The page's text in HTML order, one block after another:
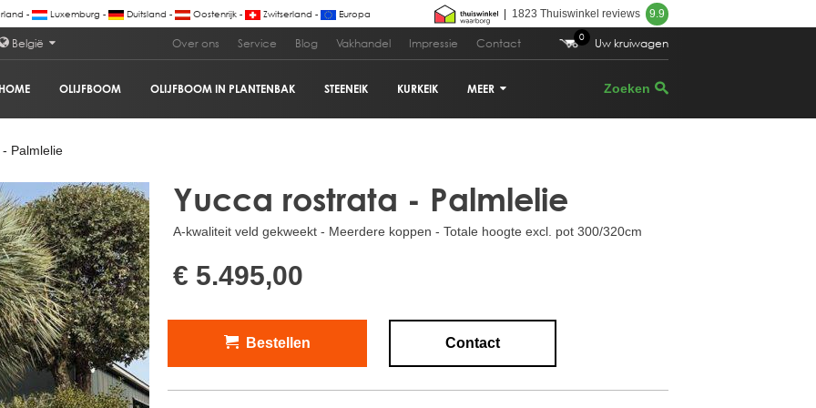
- Luxemburg - Duitsland - Oostenrijk - Zwitserland - Europa 1823 Thuiswinkel reviews 9.9
België Over ons Service Blog Vakhandel Impressie Contact 0 Uw kruiwagen
HOME OLIJFBOOM OLIJFBOOM IN PLANTENBAK STEENEIK KURKEIK MEER
PALMBOOM
CITRUSBOOM
PLANTENBAKKEN
Bestellen
€ 5.495,00
Palmlelie
Yucca rostrata - Palmlelie
A-kwaliteit veld gekweekt - Meerdere koppen - Totale hoogte excl. pot 300/320cm
€ 5.495,00
Bestellen Contact